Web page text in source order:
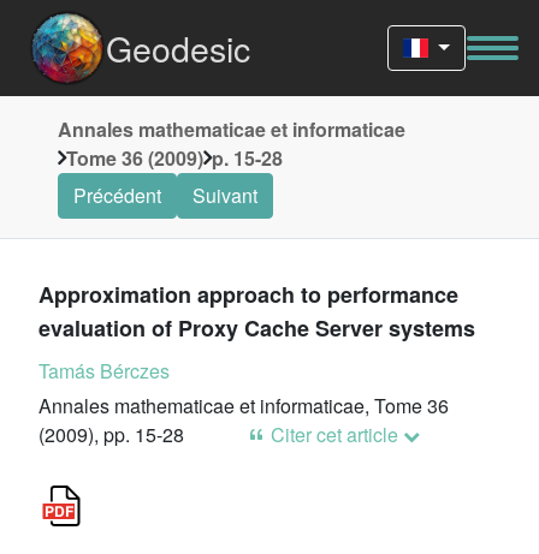
Geodesic
Annales mathematicae et informaticae
Tome 36 (2009) p. 15-28
Précédent
Suivant
Approximation approach to performance
evaluation of Proxy Cache Server systems
Tamás Bérczes
Annales mathematicae et informaticae, Tome 36
(2009), pp. 15-28
Citer cet article